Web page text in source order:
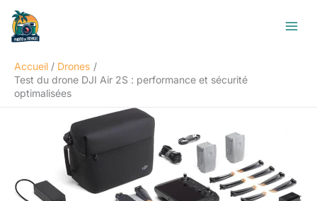
Aller
contenu
Accueil
Drones
Test du drone DJI Air 2S : performance et sécurité
optimalisées
R
e
h
r